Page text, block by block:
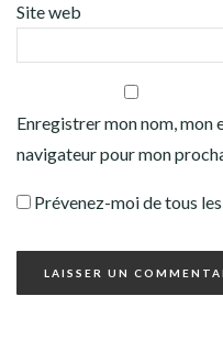
Site web
Enregistrer mon nom, mon
navigateur pour mon
Prévenez-moi de tous